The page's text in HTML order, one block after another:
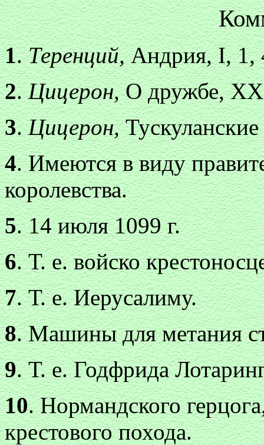
1.Теренций,Андрия, I, 1,
2.Цицерон,О дружбе,
3.Цицерон,
4. Имеются в виду
королевства.
5. 14 июля 1099 г.
6. Т. е. войско
7. Т. е. Иерусалиму.
8. Машины для метания
9. Т. е. Годфрида
10. Нормандского
крестового похода.